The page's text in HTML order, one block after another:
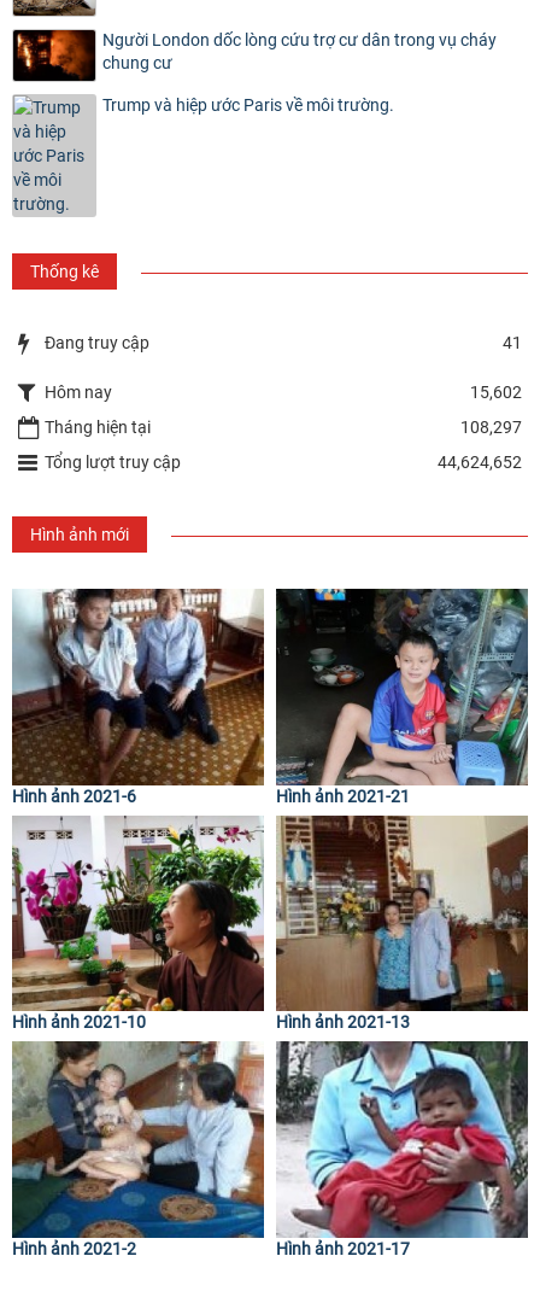
Người London dốc lòng cứu trợ cư dân trong vụ cháy
chung cư
Trump và hiệp ước Paris về môi trường.
Thống kê
Đang truy cập 41
Hôm nay
15,602
Tháng hiện tại
108,297
Tổng lượt truy cập
44,624,652
Hình ảnh mới
Hình ảnh 2021-6 Hình ảnh 2021-21
Hình ảnh 2021-10 Hình ảnh 2021-13
Hình ảnh 2021-2 Hình ảnh 2021-17